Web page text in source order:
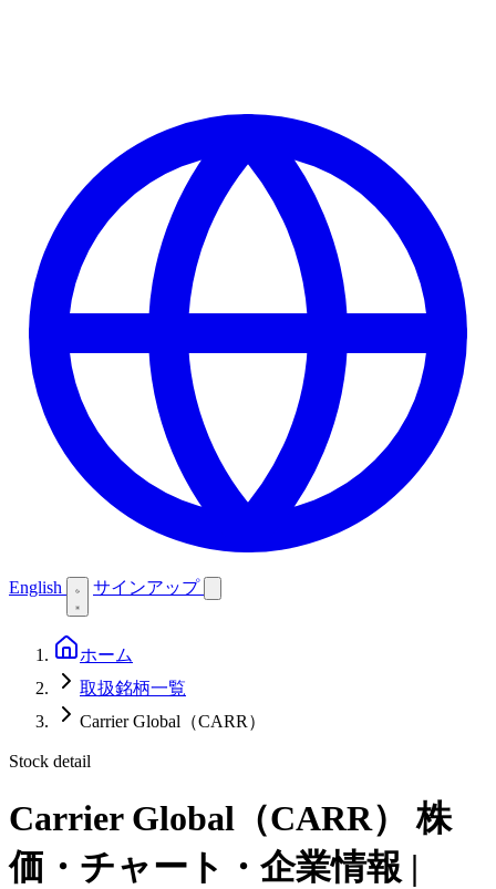
English サインアップ
ホーム
取扱銘柄一覧
Carrier Global（CARR）
Stock detail
Carrier Global（CARR）
株
価・チャート・企業情報 |